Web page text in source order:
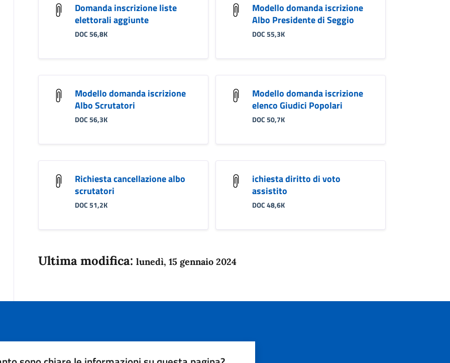
Domanda inscrizione liste
elettorali aggiunte
DOC 56,8K
Modello domanda iscrizione
Albo Presidente di Seggio
DOC 55,3K
Modello domanda iscrizione
Albo Scrutatori
DOC 56,3K
Modello domanda iscrizione
elenco Giudici Popolari
DOC 50,7K
Richiesta cancellazione albo
scrutatori
DOC 51,2K
ichiesta diritto di voto
assistito
DOC 48,6K
Ultima modifica: lunedì, 15 gennaio 2024